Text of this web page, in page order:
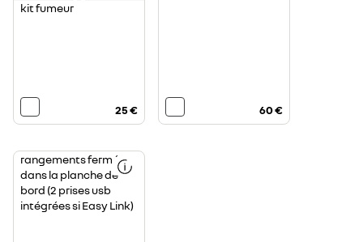
kit fumeur
25 € 60 €
rangements fermés
dans la planche de
bord (2 prises usb
intégrées si Easy Link)